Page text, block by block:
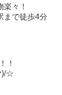
々！
まで徒歩4分
！
☆